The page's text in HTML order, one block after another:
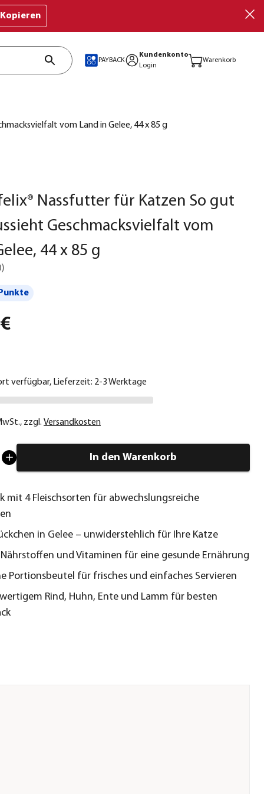
Kopieren
PAYBACK
Kundenkonto
Login
Warenkorb
vom Land in Gelee, 44 x 85 g
Nassfutter für Katzen So gut
Geschmacksvielfalt vom
44 x 85 g
)
verfügbar, Lieferzeit: 2-3 Werktage
, zzgl. Versandkosten
In den Warenkorb
mit 4 Fleischsorten für abwechslungsreiche
in Gelee – unwiderstehlich für Ihre Katze
Nährstoffen und Vitaminen für eine gesunde Ernährung
Portionsbeutel für frisches und einfaches Servieren
Rind, Huhn, Ente und Lamm für besten